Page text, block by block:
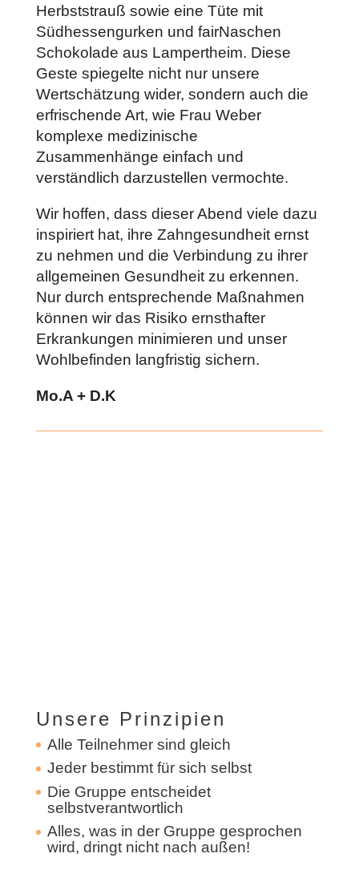
Herbststrauß sowie eine Tüte mit
Südhessengurken und fairNaschen
Schokolade aus Lampertheim. Diese
Geste spiegelte nicht nur unsere
Wertschätzung wider, sondern auch die
erfrischende Art, wie Frau Weber
komplexe medizinische
Zusammenhänge einfach und
verständlich darzustellen vermochte.
Wir hoffen, dass dieser Abend viele dazu
inspiriert hat, ihre Zahngesundheit ernst
zu nehmen und die Verbindung zu ihrer
allgemeinen Gesundheit zu erkennen.
Nur durch entsprechende Maßnahmen
können wir das Risiko ernsthafter
Erkrankungen minimieren und unser
Wohlbefinden langfristig sichern.
Mo.A + D.K
Unsere Prinzipien
Alle Teilnehmer sind gleich
Jeder bestimmt für sich selbst
Die Gruppe entscheidet
selbstverantwortlich
Alles, was in der Gruppe gesprochen
wird, dringt nicht nach außen!